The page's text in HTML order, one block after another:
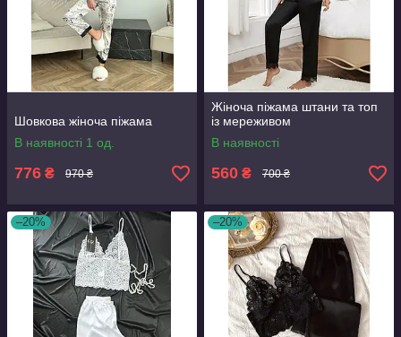
Шовкова жіноча піжама
В наявності 1 од.
776 ₴ 970 ₴
Жіноча піжама штани та топ
із мереживом
В наявності
560 ₴ 700 ₴
–20% –20%